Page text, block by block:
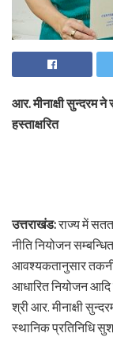
आर. मीनाक्षी सुन्दरम
हस्ताक्षरित
उत्तराखंड:राज्य में
नीति नियोजन
आवश्यकतानुसार
आधारित नियोजन
श्री आर. मीनाक्षी
स्थानिक प्रतिनिधि